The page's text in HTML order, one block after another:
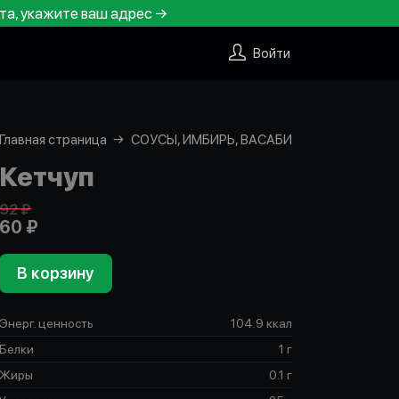
укажите ваш адрес →
Войти
Главная страница СОУСЫ, ИМБИРЬ, ВАСАБИ
Кетчуп
92 ₽
60 ₽
В корзину
Энерг. ценность
104.9 ккал
Белки
1 г
Жиры
0.1 г